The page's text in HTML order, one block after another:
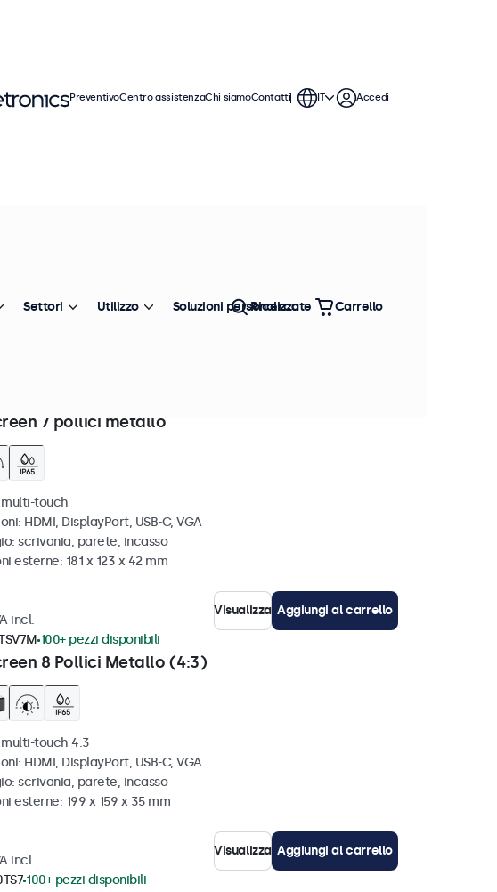
di polvere per l'uso continuo in ambienti
sono facili da integrare e dispongono
Più venduto
7 pollici metallo
multi-touch
HDMI, DisplayPort, USB-C, VGA
scrivania, parete, incasso
esterne: 181 x 123 x 42 mm
incl.
Visualizza Aggiungi al carrello
8 Pollici Metallo (4:3)
100+ pezzi disponibili
multi-touch 4:3
HDMI, DisplayPort, USB-C, VGA
scrivania, parete, incasso
esterne: 199 x 159 x 35 mm
incl.
Visualizza Aggiungi al carrello
100+ pezzi disponibili
PreventivoCentro assistenzaChi siamoContatti IT Accedi
Settori Utilizzo Soluzioni personalizzate
Ricerca Carrello